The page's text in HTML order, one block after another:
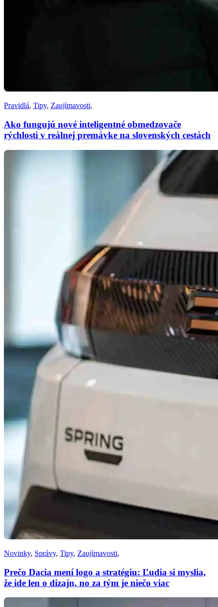
Pravidlá, Tipy, Zaujímavosti,
Ako fungujú nové inteligentné obmedzovače
rýchlosti v reálnej premávke na slovenských cestách
Novinky, Správy, Tipy, Zaujímavosti,
Prečo Dacia mení logo a stratégiu: Ľudia si myslia,
že ide len o dizajn, no za tým je niečo viac